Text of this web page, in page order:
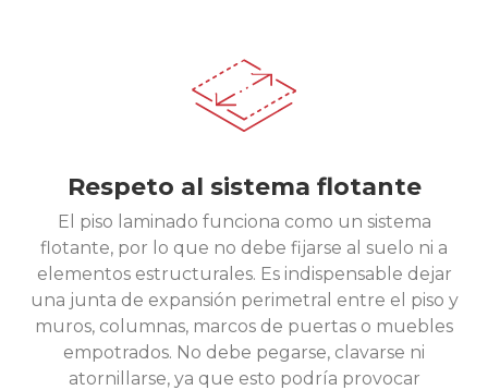
Respeto al sistema flotante
El piso laminado funciona como un sistema
flotante, por lo que no debe fijarse al suelo ni a
elementos estructurales. Es indispensable dejar
una junta de expansión perimetral entre el piso y
muros, columnas, marcos de puertas o muebles
empotrados. No debe pegarse, clavarse ni
atornillarse, ya que esto podría provocar